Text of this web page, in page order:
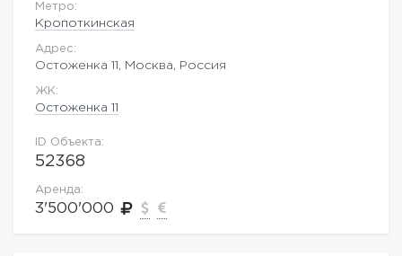
Метро:
Кропоткинская
Адрес:
Остоженка 11, Москва, Россия
ЖK:
Остоженка 11
ID Объекта:
52368
Аренда:
3'500'000